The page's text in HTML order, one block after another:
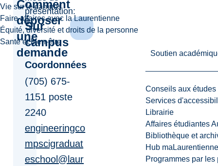
Vie sur le campus
Faire affaires avec la Laurentienne
Équité, diversité et droits de la personne
Santé et bien-être
Soutien
Conseils aux études
Services
Librairie
Affaires étudiantes
Bibliothèque et
Hub maLaurentienne
Programmes par les
présentation:
Sur
campus
Coordonnées
(705) 675-
1151 poste
2240
engineeringco
mpscigraduat
eschool@laur
Comment
déposer
une
demande